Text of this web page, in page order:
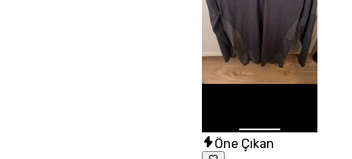
Öne Çıkan